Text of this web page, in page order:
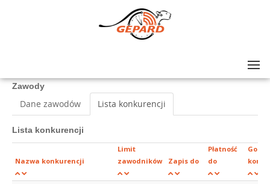
Zawody
Dane zawodów Lista konkurencji
Lista konkurencji
Nazwa konkurencji
Limit
zawodników
Zapis do
Płatność
do